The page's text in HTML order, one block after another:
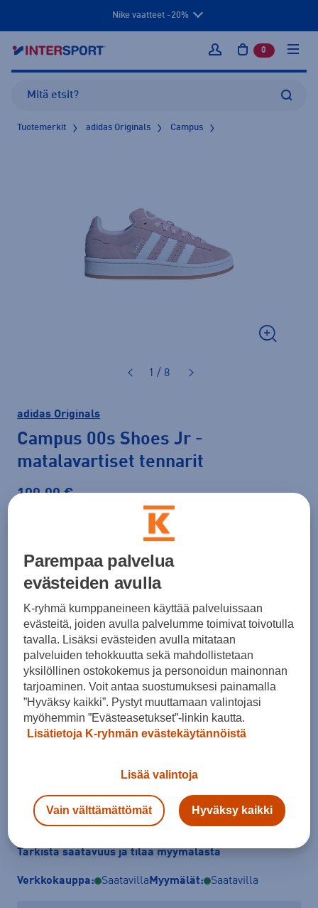
Nike vaatteet -20%
Kirjaudu sisään
0 tuotetta
Tuotemerkit adidas Originals Campus
1 / 8
adidas Originals
Campus 00s Shoes Jr -
matalavartiset tennarit
100,00 €
Koko
35,5 36 36 ⅔ 37 ⅓ 38 38 ⅔ 39 ⅓
40
Kokotaulukko
Tarkista saatavuus ja tilaa myymälästä
Verkkokauppa: Saatavilla Myymälät: Saatavilla
Parempaa palvelua
evästeiden avulla
K-ryhmä kumppaneineen käyttää palveluissaan
evästeitä, joiden avulla palvelumme toimivat toivotulla
tavalla. Lisäksi evästeiden avulla mitataan
palveluiden tehokkuutta sekä mahdollistetaan
yksilöllinen ostokokemus ja personoidun mainonnan
tarjoaminen. Voit antaa suostumuksesi painamalla
”Hyväksy kaikki”. Pystyt muuttamaan valintojasi
myöhemmin ”Evästeasetukset”-linkin kautta.
Lisätietoja K-ryhmän evästekäytännöistä
Lisää valintoja
Vain välttämättömät Hyväksy kaikki